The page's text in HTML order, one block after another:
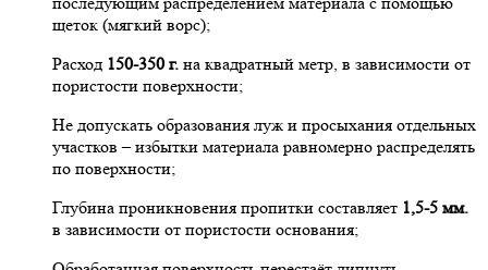
щеток (мягкий ворс);
Расход 150-350 г. на квадратный метр, в зависимости от
пористости поверхности;
Не допускать образования луж и просыхания отдельных
участков – избытки материала равномерно распределять
по поверхности;
Глубина проникновения пропитки составляет 1,5-5 мм.
в зависимости от пористости основания;